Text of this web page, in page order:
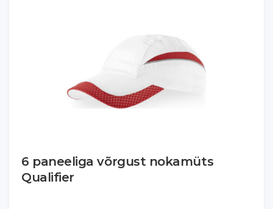
6 paneeliga võrgust nokamüts
Qualifier